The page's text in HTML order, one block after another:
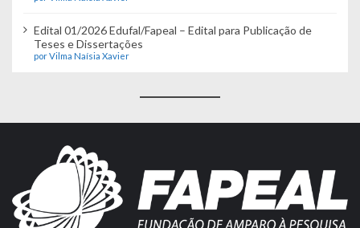
Edital 01/2026 Edufal/Fapeal – Edital para Publicação de
Teses e Dissertações
por Vilma Naísia Xavier